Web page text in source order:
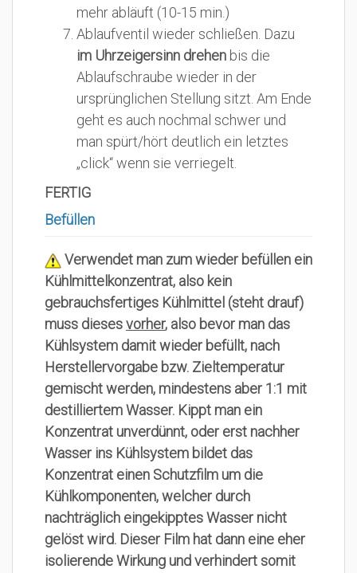
mehr abläuft (10-15 min.)
Ablaufventil wieder schließen. Dazu
im Uhrzeigersinn drehen bis die
Ablaufschraube wieder in der
ursprünglichen Stellung sitzt. Am Ende
geht es auch nochmal schwer und
man spürt/hört deutlich ein letztes
„click“ wenn sie verriegelt.
FERTIG
Befüllen
Verwendet man zum wieder befüllen ein
Kühlmittelkonzentrat, also kein
gebrauchsfertiges Kühlmittel (steht drauf)
muss diesesvorher, also bevor man das
Kühlsystem damit wieder befüllt, nach
Herstellervorgabe bzw. Zieltemperatur
gemischt werden, mindestens aber 1:1 mit
destilliertem Wasser. Kippt man ein
Konzentrat unverdünnt, oder erst nachher
Wasser ins Kühlsystem bildet das
Konzentrat einen Schutzfilm um die
Kühlkomponenten, welcher durch
nachträglich eingekipptes Wasser nicht
gelöst wird. Dieser Film hat dann eine eher
isolierende Wirkung und verhindert somit